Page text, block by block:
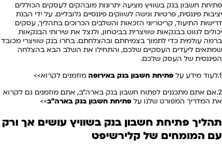
פתיחת חשבון בנק בשוויץ מציעה יתרונות מובהקים לעסקים הכוללים
יציבות פיננסית, פרטיות וגישה לשווקים פיננסיים גלובליים. על ידי הבנת
דרישות התיעוד, קריטריוני הזכאות והשלבים הכרוכים בתהליך, עסקים
יכולים לנווט בבנקאות שוויצרית בביטחון, ולנצל את שירותי הבנקאות
ברמה עולמית כדי לתמוך בצמיחתם ובהצלחתם. בחרו בנק שוויצרי מכובד
שמתאים ליעדים העסקיים שלכם, והתחילו את השלב הבא בהצלחה
הפיננסית של העסק שלכם.
1.לעוד מידע על
פתיחת חשבון בנק באירופה מוזמנים לקרוא>>
2.אם אתם מתכננים לפתוח חשבון בנק בארה"ב, אתם מוזמנים גם לקרוא
את המדריך המפורט שלנו על פתיחת חשבון בנק בארה"ב>>
תהליך פתיחת חשבון בנק בשוויץ עושים אך ורק
עם המומחים של קלירשיפט